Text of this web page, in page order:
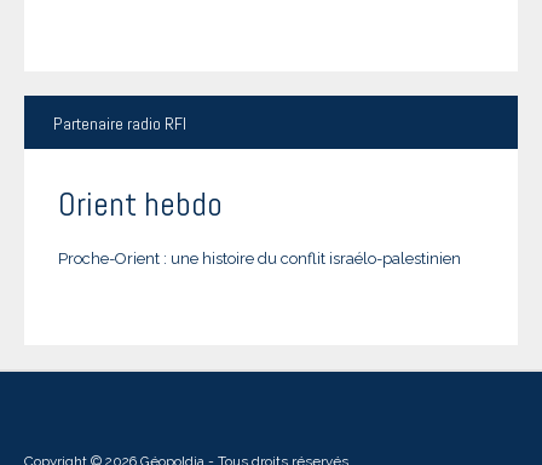
Partenaire radio RFI
Orient hebdo
Proche-Orient : une histoire du conflit israélo-palestinien
Copyright © 2026 Géopoldia - Tous droits réservés